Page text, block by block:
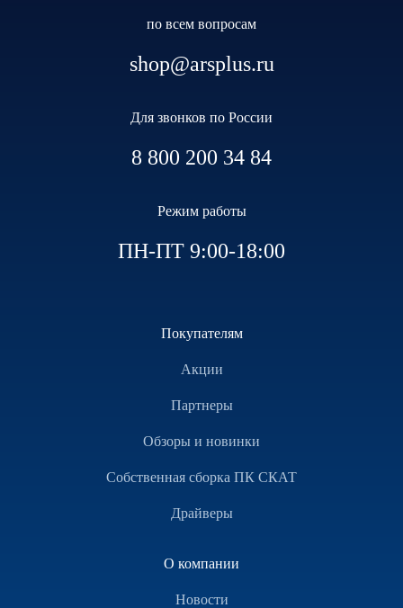
по всем вопросам
shop@arsplus.ru
Для звонков по России
8 800 200 34 84
Режим работы
ПН-ПТ 9:00-18:00
Покупателям
Акции
Партнеры
Обзоры и новинки
Собственная сборка ПК СКАТ
Драйверы
О компании
Новости